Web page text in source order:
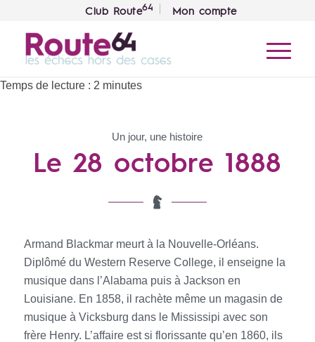
Club Route64 Mon compte
Temps de lecture : 2 minutes
Un jour, une histoire
Le 28 octobre 1888
Armand Blackmar meurt à la Nouvelle-Orléans.
Diplômé du Western Reserve College, il enseigne la
musique dans l’Alabama puis à Jackson en
Louisiane. En 1858, il rachète même un magasin de
musique à Vicksburg dans le Mississipi avec son
frère Henry. L’affaire est si florissante qu’en 1860, ils